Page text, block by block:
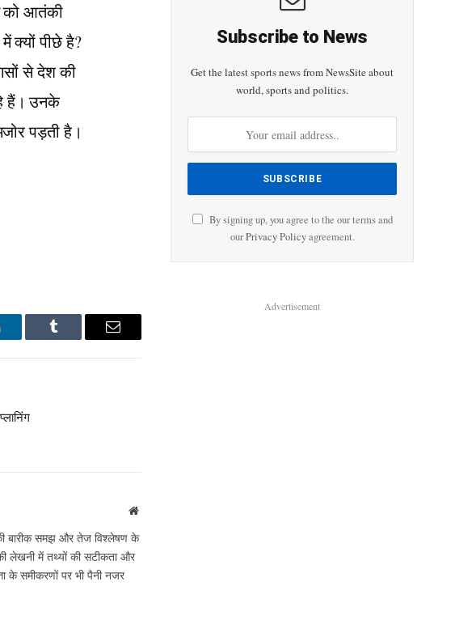
को आतंकी
क्यों पीछे है?
से देश की
हैं। उनके
पड़ती है।
Tumblr Email
Website
की बारीक समझ और तेज विश्लेषण के
लेखनी में तथ्यों की सटीकता और
के समीकरणों पर भी पैनी नजर
Subscribe to News
Get the latest sports news from NewsSite about
world, sports and politics.
By signing up, you agree to the our terms and
ourPrivacy Policyagreement.
Advertisement